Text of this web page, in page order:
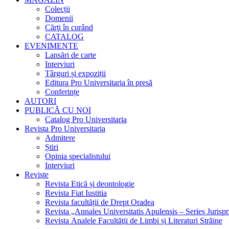
Colecții
Domenii
Cărţi în curând
CATALOG
EVENIMENTE
Lansări de carte
Interviuri
Târguri și expoziții
Editura Pro Universitaria în presă
Conferințe
AUTORI
PUBLICĂ CU NOI
Catalog Pro Universitaria
Revista Pro Universitaria
Admitere
Știri
Opinia specialistului
Interviuri
Reviste
Revista Etică și deontologie
Revista Fiat Iustitia
Revista facultății de Drept Oradea
Revista „Annales Universitatis Apulensis – Series
Revista Analele Facultăţii de Limbi și Literaturi Străine